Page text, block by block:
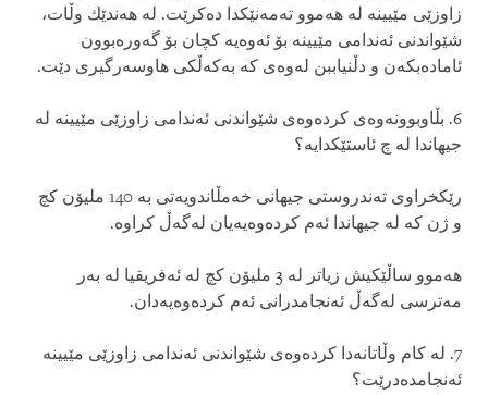
زاوزێی مێیینه‌ له‌ هه‌موو ته‌مه‌نێكدا ده‌كرێت. له‌ هه‌ندێك وڵات،
شێواندنی‌ ئه‌ندامی‌ مێیینه‌ بۆ ئه‌وه‌یه‌ كچان بۆ گه‌وره‌بوون
ئاماده‌بكه‌ن و دڵنیاببن له‌وه‌ی‌ كه‌ به‌كه‌ڵكی‌ هاوسه‌رگیری‌ دێت.
6. بڵاوبوونه‌وه‌ی‌ كرده‌وه‌ی‌ شێواندنی‌ ئه‌ندامی‌ زاوزێی مێیینه‌ له‌
جیهاندا له‌ چ ئاستێكدایه‌؟
رێكخراوی‌ ته‌ندروستی‌ جیهانی‌ خه‌مڵاندویه‌تی‌ به‌ 140 ملیۆن كچ
و ژن كه‌ له‌ جیهاندا ئه‌م كرده‌وه‌یه‌یان له‌گه‌ڵ‌ كراوه‌.
هه‌موو ساڵێكیش زیاتر له‌ 3 ملیۆن كچ له‌ ئه‌فریقیا له‌ به‌ر
مه‌ترسی‌ له‌گه‌ڵ‌ ئه‌نجامدرانی‌ ئه‌م كرده‌وه‌یه‌دان.
7. له‌ كام وڵاتانه‌دا كرده‌وه‌ی‌ شێواندنی‌ ئه‌ندامی‌ زاوزێی مێیینه‌
ئه‌نجامده‌درێت؟